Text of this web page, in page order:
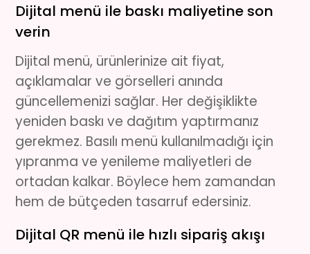
Dijital menü ile baskı maliyetine son
verin
Dijital menü, ürünlerinize ait fiyat,
açıklamalar ve görselleri anında
güncellemenizi sağlar. Her değişiklikte
yeniden baskı ve dağıtım yaptırmanız
gerekmez. Basılı menü kullanılmadığı için
yıpranma ve yenileme maliyetleri de
ortadan kalkar. Böylece hem zamandan
hem de bütçeden tasarruf edersiniz.
Dijital QR menü ile hızlı sipariş akışı